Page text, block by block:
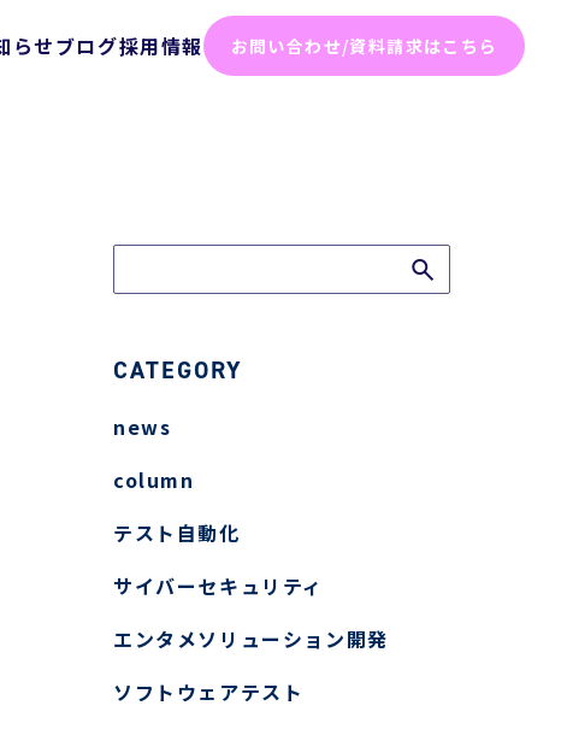
化ソリューション
ス
向けセキュリティサービス
イヤー検知報告サービス
ス
らせブログ採用情報 お問い合わせ/資料請求はこちら
CATEGORY
news
column
テスト自動化
サイバーセキュリティ
エンタメソリューション開発
ソフトウェアテスト